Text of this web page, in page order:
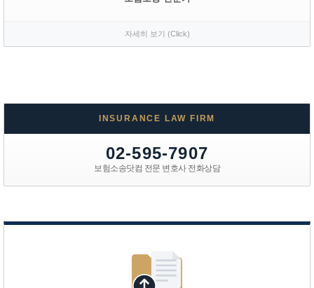
자세히 보기 (Click)
INSURANCE LAW FIRM
02-595-7907
보험소송닷컴 전문 변호사 전화상담